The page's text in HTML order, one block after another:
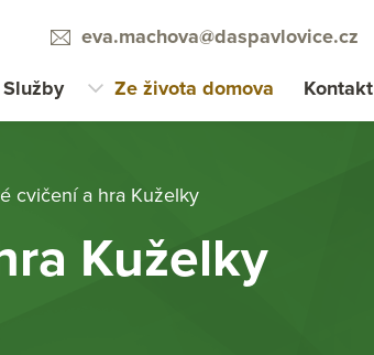
eva.machova@daspavlovice.cz
Služby Ze života domova Kontakt
cvičení a hra Kuželky
Kuželky